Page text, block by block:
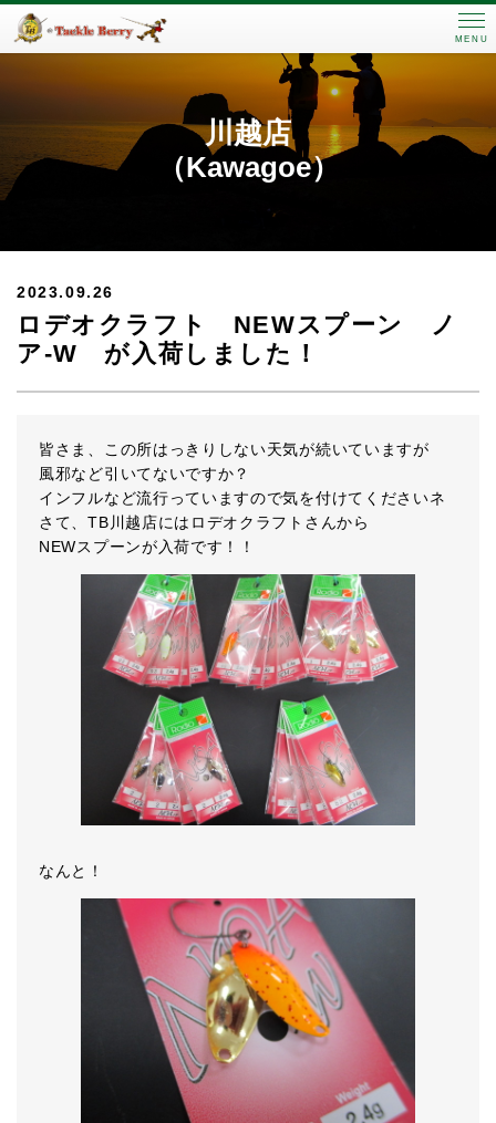
MENU
川越店
（Kawagoe）
2023.09.26
ロデオクラフト NEWスプーン ノ
ア-W が入荷しました！
皆さま、この所はっきりしない天気が続いていますが
風邪など引いてないですか？
インフルなど流行っていますので気を付けてくださいネ
さて、TB川越店にはロデオクラフトさんから
NEWスプーンが入荷です！！
なんと！